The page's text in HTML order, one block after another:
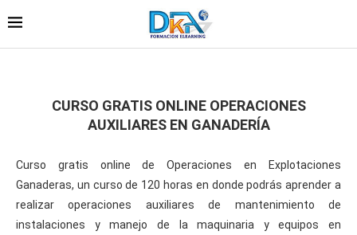
CURSO GRATIS ONLINE OPERACIONES
AUXILIARES EN GANADERÍA
Curso gratis online de Operaciones en Explotaciones
Ganaderas, un curso de 120 horas en donde podrás aprender a
realizar operaciones auxiliares de mantenimiento de
instalaciones y manejo de la maquinaria y equipos en